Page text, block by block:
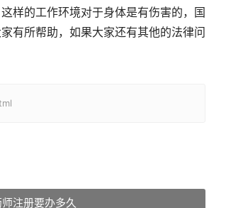
样的工作环境对于身体是有伤害的，国
有所帮助，如果大家还有其他的法律问
注册要办多久